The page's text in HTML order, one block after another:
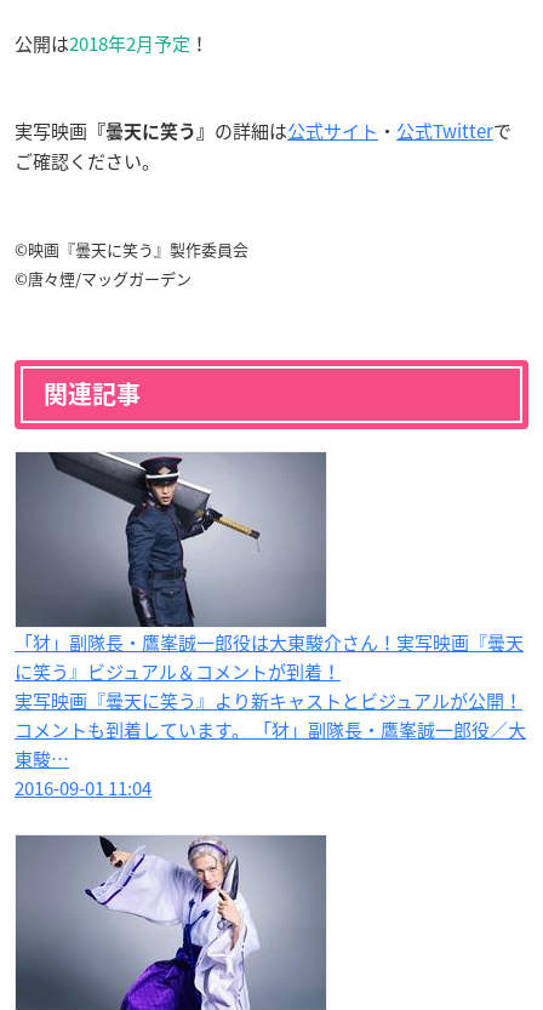
公開は2018年2月予定 ！
実写映画 『曇天に笑う』 の詳細は公式サイト ・ 公式Twitterで
ご確認ください。
©︎映画『曇天に笑う』製作委員会
©唐々煙/マッグガーデン
関連記事
「犲」副隊長・鷹峯誠一郎役は大東駿介さん​！実写映画『曇天
に笑う』ビジュアル＆コメントが到着！
実写映画『曇天に笑う』より新キャストとビジュアルが公開！
コメントも到着しています。 「犲」副隊長・鷹峯誠一郎役／大
東駿…
2016-09-01 11:04